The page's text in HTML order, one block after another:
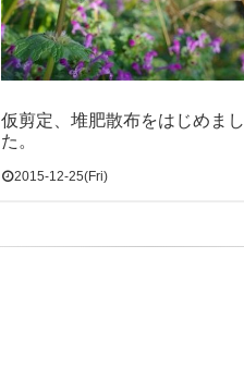
仮剪定、堆肥散布をはじめまし
た。
2015-12-25(Fri)